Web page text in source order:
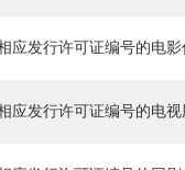
应发行许可证编号的电影
应发行许可证编号的电视